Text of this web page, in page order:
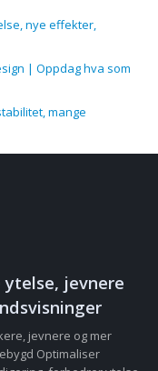
nye effekter,
| Oppdag hva som
mange
ytelse, jevnere
jevnere og mer
Optimaliser